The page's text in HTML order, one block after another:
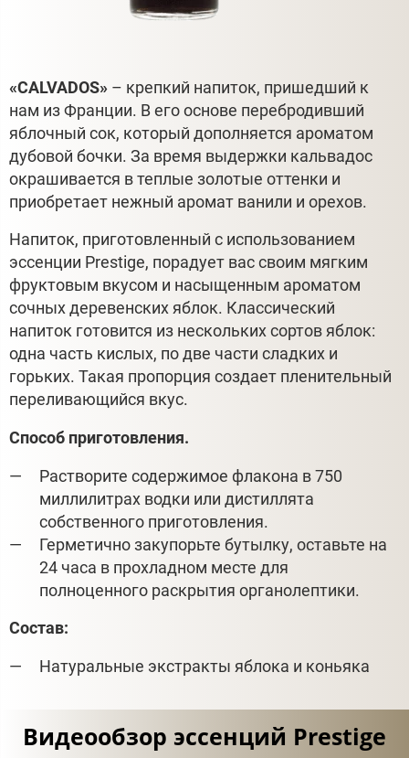
«CALVADOS» – крепкий напиток, пришедший к
нам из Франции. В его основе перебродивший
яблочный сок, который дополняется ароматом
дубовой бочки. За время выдержки кальвадос
окрашивается в теплые золотые оттенки и
приобретает нежный аромат ванили и орехов.
Напиток, приготовленный с использованием
эссенции Prestige, порадует вас своим мягким
фруктовым вкусом и насыщенным ароматом
сочных деревенских яблок. Классический
напиток готовится из нескольких сортов яблок:
одна часть кислых, по две части сладких и
горьких. Такая пропорция создает пленительный
переливающийся вкус.
Способ приготовления.
Растворите содержимое флакона в 750
миллилитрах водки или дистиллята
собственного приготовления.
Герметично закупорьте бутылку, оставьте на
24 часа в прохладном месте для
полноценного раскрытия органолептики.
Состав:
Натуральные экстракты яблока и коньяка
Видеообзор эссенций Prestige